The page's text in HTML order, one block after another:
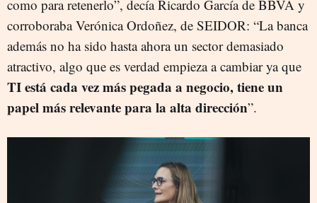
como para retenerlo”, decía Ricardo García de BBVA y
corroboraba Verónica Ordoñez, de SEIDOR: “La banca
además no ha sido hasta ahora un sector demasiado
atractivo, algo que es verdad empieza a cambiar ya que
TI está cada vez más pegada a negocio, tiene un
papel más relevante para la alta dirección”.